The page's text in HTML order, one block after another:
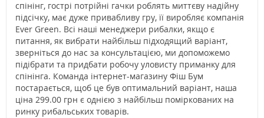
спінінг, гострі потрійні гачки роблять миттєву надійну
підсічку, має дуже привабливу гру, її виробляє компанія
Ever Green. Всі наші менеджери рибалки, якщо є
питання, як вибрати найбільш підходящий варіант,
зверніться до нас за консультацією, ми допоможемо
підібрати та придбати робочу уловисту приманку для
спінінга. Команда інтернет-магазину Фіш Бум
постарається, щоб це був оптимальний варіант, наша
ціна 299.00 грн є однією з найбільш поміркованих на
ринку рибальських товарів.